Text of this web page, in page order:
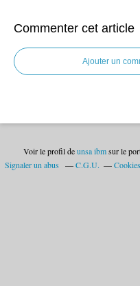
Commenter cet article
Ajouter un
Voir le profil deunsa ibmsur le
Signaler un abus
C.G.U.